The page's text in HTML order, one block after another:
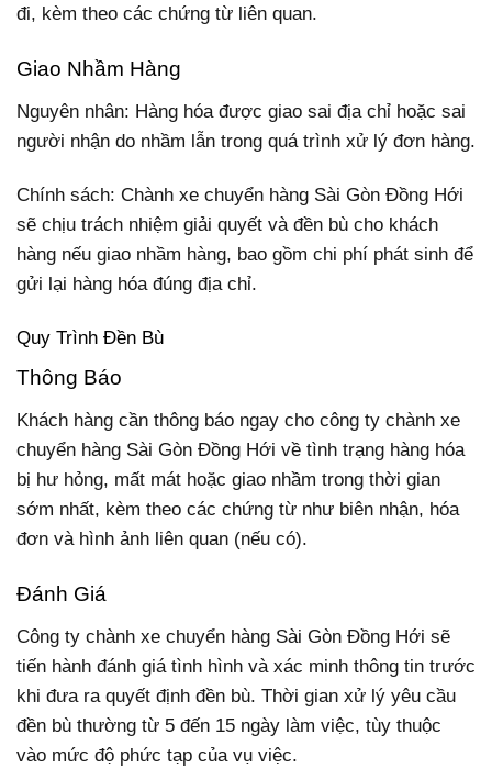
đi, kèm theo các chứng từ liên quan.
Giao Nhầm Hàng
Nguyên nhân: Hàng hóa được giao sai địa chỉ hoặc sai
người nhận do nhầm lẫn trong quá trình xử lý đơn hàng.
Chính sách: Chành xe chuyển hàng Sài Gòn Đồng Hới
sẽ chịu trách nhiệm giải quyết và đền bù cho khách
hàng nếu giao nhầm hàng, bao gồm chi phí phát sinh để
gửi lại hàng hóa đúng địa chỉ.
Quy Trình Đền Bù
Thông Báo
Khách hàng cần thông báo ngay cho công ty chành xe
chuyển hàng Sài Gòn Đồng Hới về tình trạng hàng hóa
bị hư hỏng, mất mát hoặc giao nhầm trong thời gian
sớm nhất, kèm theo các chứng từ như biên nhận, hóa
đơn và hình ảnh liên quan (nếu có).
Đánh Giá
Công ty chành xe chuyển hàng Sài Gòn Đồng Hới sẽ
tiến hành đánh giá tình hình và xác minh thông tin trước
khi đưa ra quyết định đền bù. Thời gian xử lý yêu cầu
đền bù thường từ 5 đến 15 ngày làm việc, tùy thuộc
vào mức độ phức tạp của vụ việc.